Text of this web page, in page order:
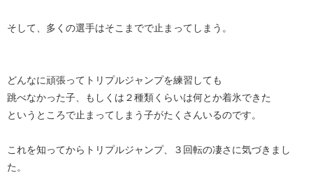
そして、多くの選手はそこまでで止まってしまう。
どんなに頑張ってトリプルジャンプを練習しても
跳べなかった子、もしくは２種類くらいは何とか着氷できた
というところで止まってしまう子がたくさんいるのです。
これを知ってからトリプルジャンプ、３回転の凄さに気づきまし
た。